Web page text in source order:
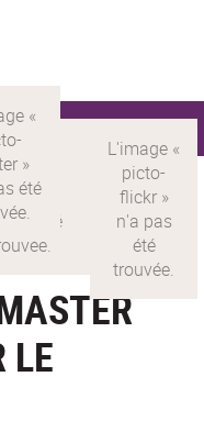
Présentation
LE